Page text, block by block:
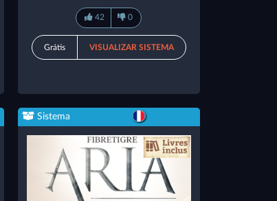
42 0
Grátis VISUALIZAR SISTEMA
Sistema